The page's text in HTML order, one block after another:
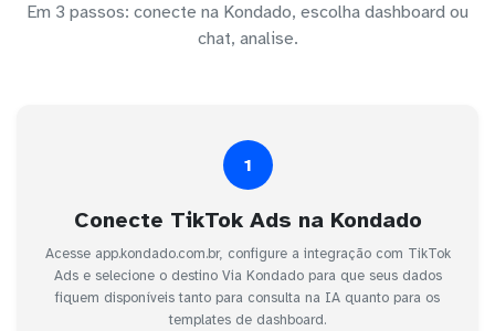
Em 3 passos: conecte na Kondado, escolha dashboard ou
chat, analise.
1
Conecte TikTok Ads na Kondado
Acesse app.kondado.com.br, configure a integração com TikTok
Ads e selecione o destino Via Kondado para que seus dados
fiquem disponíveis tanto para consulta na IA quanto para os
templates de dashboard.